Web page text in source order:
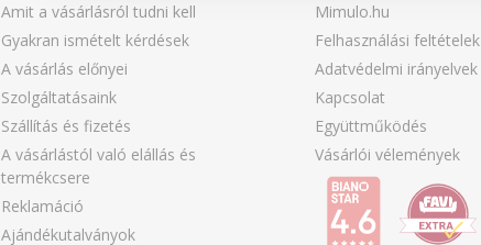
Amit a vásárlásról tudni kell
Gyakran ismételt kérdések
A vásárlás előnyei
Szolgáltatásaink
Szállítás és fizetés
A vásárlástól való elállás és
termékcsere
Reklamáció
Ajándékutalványok
Mimulo.hu
Felhasználási feltételek
Adatvédelmi irányelvek
Kapcsolat
Együttműködés
Vásárlói vélemények